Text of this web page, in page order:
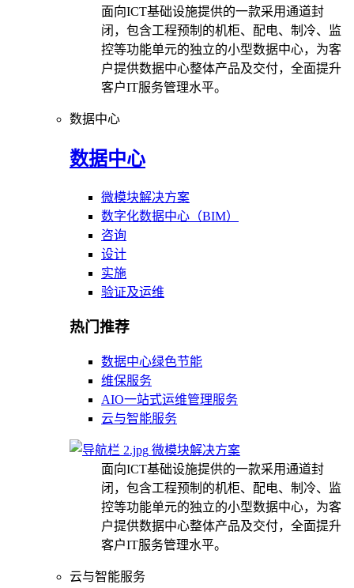
面向ICT基础设施提供的一款采用通道封
闭，包含工程预制的机柜、配电、制冷、监
控等功能单元的独立的小型数据中心，为客
户提供数据中心整体产品及交付，全面提升
客户IT服务管理水平。
数据中心
数据中心
微模块解决方案
数字化数据中心（BIM）
咨询
设计
实施
验证及运维
热门推荐
数据中心绿色节能
维保服务
AIO一站式运维管理服务
云与智能服务
微模块解决方案
面向ICT基础设施提供的一款采用通道封
闭，包含工程预制的机柜、配电、制冷、监
控等功能单元的独立的小型数据中心，为客
户提供数据中心整体产品及交付，全面提升
客户IT服务管理水平。
云与智能服务